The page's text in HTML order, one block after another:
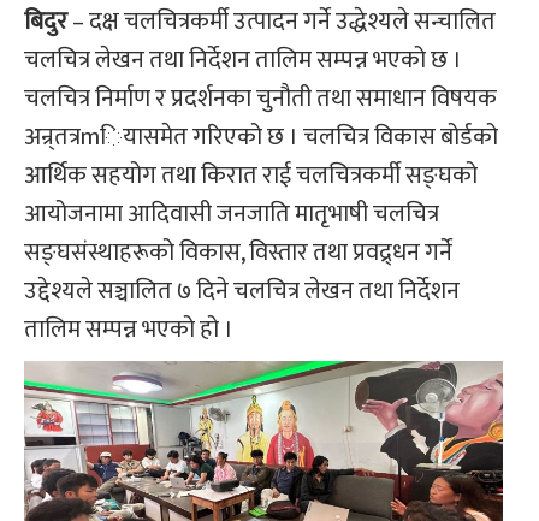
बिदुर– दक्ष चलचित्रकर्मी उत्पादन गर्ने उद्धेश्यले सन्चालित
चलचित्र लेखन तथा निर्देशन तालिम सम्पन्न भएको छ ।
चलचित्र निर्माण र प्रदर्शनका चुनौती तथा समाधान विषयक
अन्र्तत्रmियासमेत गरिएको छ । चलचित्र विकास बोर्डको
आर्थिक सहयोग तथा किरात राई चलचित्रकर्मी सङ्घको
आयोजनामा आदिवासी जनजाति मातृभाषी चलचित्र
सङ्घसंस्थाहरूको विकास, विस्तार तथा प्रवद्र्धन गर्ने
उद्देश्यले सञ्चालित ७ दिने चलचित्र लेखन तथा निर्देशन
तालिम सम्पन्न भएको हो ।